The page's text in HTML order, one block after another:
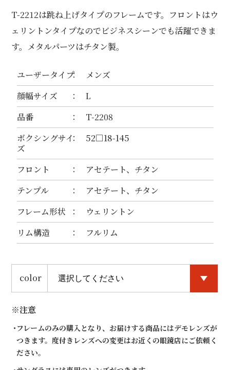
T-2212は跳ね上げタイプのフレームです。フロントはウ
ェリントンタイプなのでビジネスシーンでも活躍できま
す。メタルパーツはチタン製。
ユーザータイプ
メンズ
顔幅サイズ
L
品番
T-2208
ボクシングサイ
ズ
52□18-145
フロント
アセテート、チタン
テンプル
アセテート、チタン
フレーム形状
ウェリントン
リム構造
フルリム
color
※注意
フレームのみの購入となり、お届けする商品にはデモレンズが
つきます。度付きレンズへの変更はお近くの眼鏡店にご依頼く
ださい。